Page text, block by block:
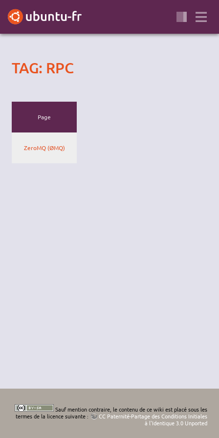
TAG: RPC
Page
ZeroMQ (ØMQ)
Sauf mention contraire, le contenu de ce wiki est placé sous les
termes de la licence suivante :
CC Paternité-Partage des Conditions Initiales
à l'Identique 3.0 Unported